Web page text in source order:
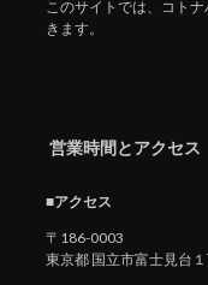
このサイトでは、コト
きます。
営業時間とアクセス
■アクセス
〒186-0003
東京都 国立市富士見台